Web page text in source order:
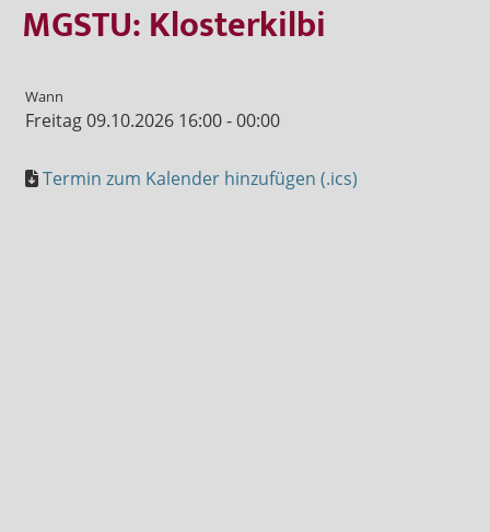
MGSTU: Klosterkilbi
Wann
Freitag 09.10.2026 16:00 - 00:00
Termin zum Kalender hinzufügen (.ics)